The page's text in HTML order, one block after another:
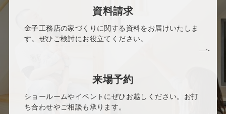
資料請求
金子工務店の家づくりに関する資料をお届けいたしま
す。ぜひご検討にお役立てください。
来場予約
ショールームやイベントにぜひお越しください。お打
ち合わせやご相談も承ります。